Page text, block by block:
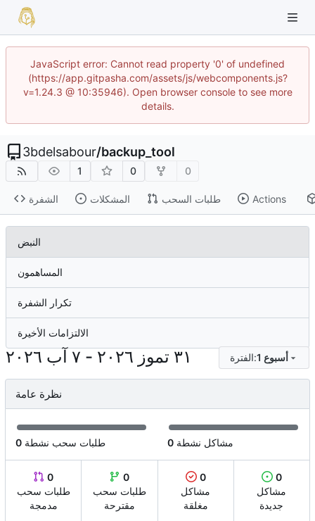
JavaScript error: Cannot read property '0' of undefined
(https://app.gitpasha.com/assets/js/webcomponents.js?
v=1.24.3 @ 10:35946). Open browser console to see more
details.
3bdelsabour/backup_tool
1 0 0
الشفرة المشكلات طلبات السحب Actions
النبض
المساهمون
تكرار الشفرة
الالتزامات الأخيرة
- الفترة: 1 أسبوع
نظرة عامة
0 طلبات سحب نشطة 0 مشاكل نشطة
0
طلبات سحب
مدمجة
0
طلبات سحب
مقترحة
0
مشاكل
مغلقة
0
مشاكل
جديدة